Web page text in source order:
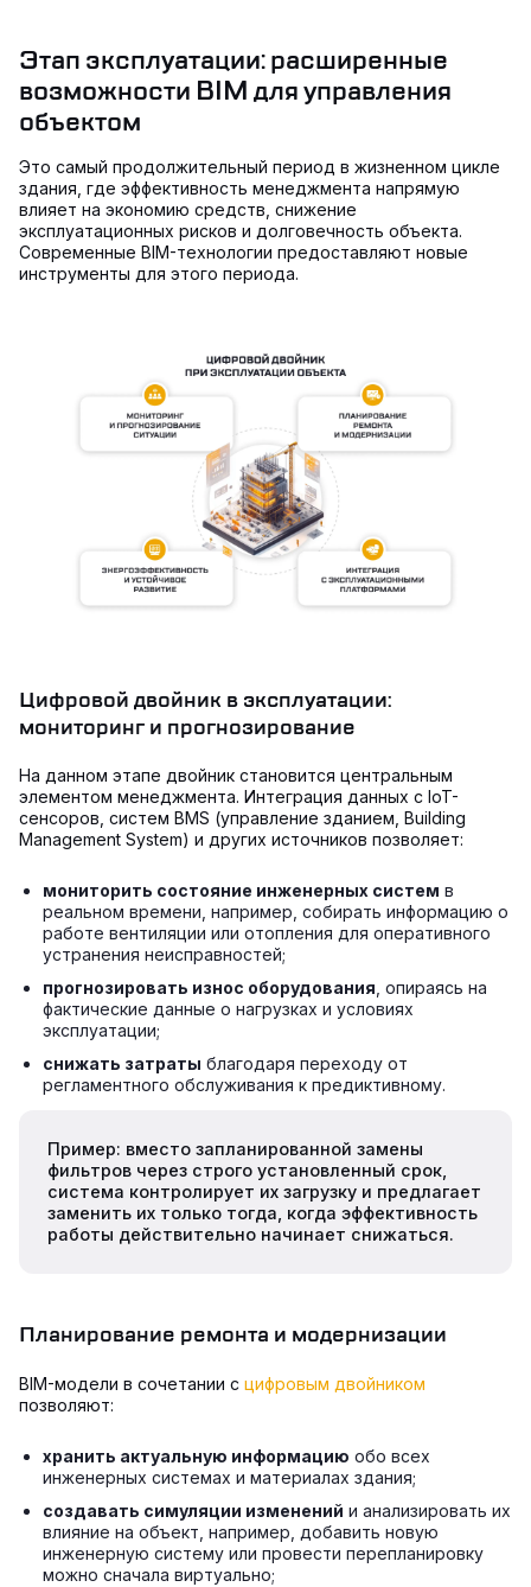
Этап эксплуатации: расширенные
возможности BIM для управления
объектом
Это самый продолжительный период в жизненном цикле
здания, где эффективность менеджмента напрямую
влияет на экономию средств, снижение
эксплуатационных рисков и долговечность объекта.
Современные BIM-технологии предоставляют новые
инструменты для этого периода.
Цифровой двойник в эксплуатации:
мониторинг и прогнозирование
На данном этапе двойник становится центральным
элементом менеджмента. Интеграция данных с IoT-
сенсоров, систем BMS (управление зданием, Building
Management System) и других источников позволяет:
мониторить состояние инженерных систем в
реальном времени, например, собирать информацию о
работе вентиляции или отопления для оперативного
устранения неисправностей;
прогнозировать износ оборудования, опираясь на
фактические данные о нагрузках и условиях
эксплуатации;
снижать затраты благодаря переходу от
регламентного обслуживания к предиктивному.
Пример: вместо запланированной замены
фильтров через строго установленный срок,
система контролирует их загрузку и предлагает
заменить их только тогда, когда эффективность
работы действительно начинает снижаться.
Планирование ремонта и модернизации
BIM-модели в сочетании с цифровым двойником
позволяют:
хранить актуальную информацию обо всех
инженерных системах и материалах здания;
создавать симуляции изменений и анализировать их
влияние на объект, например, добавить новую
инженерную систему или провести перепланировку
можно сначала виртуально;